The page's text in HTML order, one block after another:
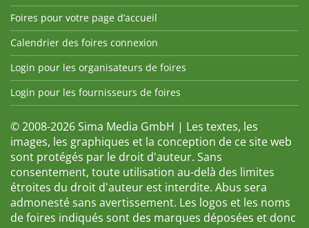
Foires pour votre page d’accueil
Calendrier des foires connexion
Login pour les organisateurs de foires
Login pour les fournisseurs de foires
© 2008-2026 Sima Media GmbH | Les textes, les
images, les graphiques et la conception de ce site web
sont protégés par le droit d'auteur. Sans
consentement, toute utilisation au-delà des limites
étroites du droit d'auteur est interdite. Abus sera
admonesté sans avertissement. Les logos et les noms
de foires indiqués sont des marques déposées et donc